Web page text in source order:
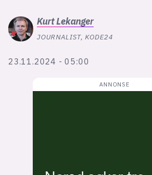
KurtLekanger
JOURNALIST, KODE24
23.11.2024 - 05:00
annonsepriser
annonseguide
suksesshistorier